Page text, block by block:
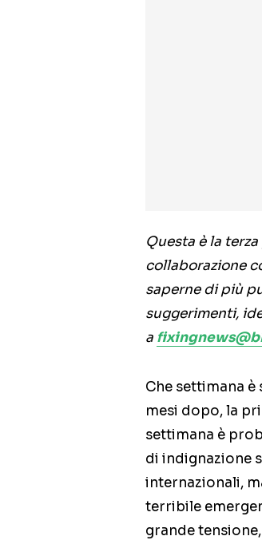
Questa è la
collaborazione
saperne di più
suggerimenti,
a
Che settimana è
mesi dopo, la
settimana è
di indignazione
internazionali,
terribile
grande